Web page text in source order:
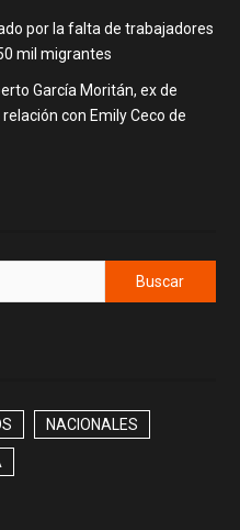
por la falta de trabajadores
mil migrantes
García Moritán, ex de
con Emily Ceco de
NACIONALES